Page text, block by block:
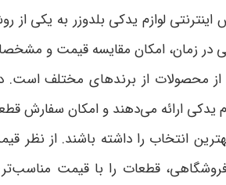
لوازم یدکی بلدوزر به
در زمان، امکان مقایسه قیمت و
محصولات از برندهای مختلف
یدکی ارائه می‌دهند و امکان
انتخاب را داشته باشند. از نظر
قطعات را با قیمت